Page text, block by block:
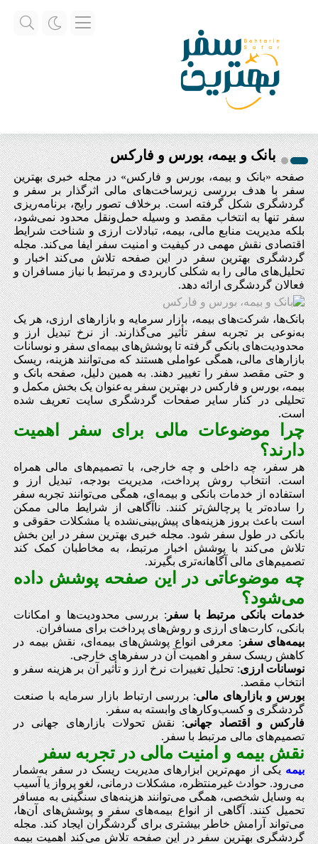
بانک و بیمه، بورس و فارکس
صفحه «بانک و بیمه، بورس و فارکس» در مجله خبری بهترین
سفر با هدف بررسی زیرساخت‌های مالی اثرگذار بر سفر و
گردشگری شکل گرفته است. برخلاف تصور رایج، برنامه‌ریزی
سفر تنها به انتخاب مقصد و وسیله حمل‌و‌نقل محدود نمی‌شود،
بلکه مدیریت منابع مالی، بیمه، تبادلات ارزی و شناخت شرایط
اقتصادی نقش مهمی در کیفیت و امنیت سفر ایفا می‌کند. مجله
گردشگری بهترین سفر در این صفحه تلاش می‌کند اخبار و
تحلیل‌های مالی را به شکلی کاربردی و مرتبط با نیاز مسافران و
فعالان گردشگری ارائه دهد.
بانک‌ها، شرکت‌های بیمه، بازار سرمایه و بازارهای ارزی، هر یک
به‌نوعی بر تجربه سفر تأثیر می‌گذارند. از نرخ تبدیل ارز و
محدودیت‌های بانکی گرفته تا پوشش‌های بیمه‌ای سفر و نوسانات
بازارهای مالی، همگی عواملی هستند که می‌توانند هزینه، ریسک
و حتی مقصد سفر را تغییر دهند. به همین دلیل، صفحه بانک و
بیمه، بورس و فارکس در بهترین سفر به‌عنوان یک بخش مکمل و
تحلیلی در کنار سایر صفحات گردشگری سایت تعریف شده
است.
چرا موضوعات مالی برای سفر اهمیت
دارند؟
هر سفر، چه داخلی و چه خارجی، با تصمیم‌های مالی همراه
است. انتخاب روش پرداخت، مدیریت بودجه، تبدیل ارز و
استفاده از خدمات بانکی و بیمه‌ای، همگی می‌توانند تجربه سفر
را ساده‌تر یا پرچالش‌تر کنند. ناآگاهی از شرایط مالی ممکن
است باعث بروز هزینه‌های پیش‌بینی‌نشده یا مشکلات حقوقی و
بانکی در طول سفر شود. مجله خبری بهترین سفر در این بخش
تلاش می‌کند با پوشش اخبار مرتبط، به مخاطبان کمک کند
تصمیم‌های مالی آگاهانه‌تری بگیرند.
چه موضوعاتی در این صفحه پوشش داده
می‌شود؟
خدمات بانکی مرتبط با سفر: بررسی محدودیت‌ها و امکانات
بانکی، کارت‌های ارزی و روش‌های پرداخت برای مسافران.
بیمه‌های سفر: معرفی انواع پوشش‌های بیمه‌ای، نقش بیمه در
کاهش ریسک سفر و اهمیت آن در سفرهای خارجی.
نوسانات ارزی: تحلیل تغییرات نرخ ارز و تأثیر آن بر هزینه سفر و
انتخاب مقصد.
بورس و بازارهای مالی: بررسی ارتباط بازار سرمایه با صنعت
گردشگری و کسب‌وکارهای وابسته به سفر.
فارکس و اقتصاد جهانی: نقش تحولات بازارهای جهانی در
تصمیم‌های مالی مرتبط با سفر.
نقش بیمه و امنیت مالی در تجربه سفر
بیمهیکی از مهم‌ترین ابزارهای مدیریت ریسک در سفر به‌شمار
می‌رود. حوادث غیرمنتظره، مشکلات درمانی، لغو پرواز یا آسیب
به وسایل شخصی، همگی می‌توانند هزینه‌های سنگینی به مسافر
تحمیل کنند. آگاهی از انواع بیمه‌های سفر و پوشش‌های آن‌ها،
می‌تواند آرامش خاطر بیشتری برای گردشگران ایجاد کند. مجله
گردشگری بهترین سفر در این صفحه تلاش می‌کند اهمیت بیمه